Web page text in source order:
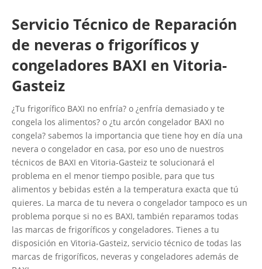
Servicio Técnico de Reparación
de neveras o frigoríficos y
congeladores BAXI en Vitoria-
Gasteiz
¿Tu frigorífico BAXI no enfría? o ¿enfría demasiado y te
congela los alimentos? o ¿tu arcón congelador BAXI no
congela? sabemos la importancia que tiene hoy en día una
nevera o congelador en casa, por eso uno de nuestros
técnicos de BAXI en Vitoria-Gasteiz te solucionará el
problema en el menor tiempo posible, para que tus
alimentos y bebidas estén a la temperatura exacta que tú
quieres. La marca de tu nevera o congelador tampoco es un
problema porque si no es BAXI, también reparamos todas
las marcas de frigoríficos y congeladores. Tienes a tu
disposición en Vitoria-Gasteiz, servicio técnico de todas las
marcas de frigoríficos, neveras y congeladores además de